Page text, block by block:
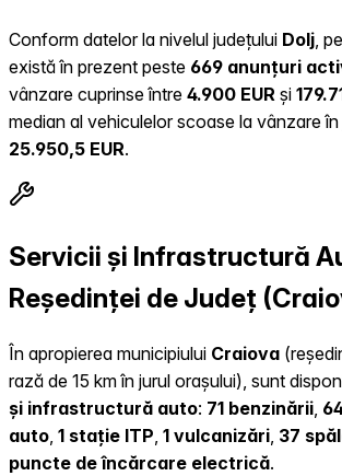
Conform datelor la nivelul județului Dolj ,
există în prezent peste 669 anunțuri
vânzare cuprinse între 4.900 EUR și
median al vehiculelor scoase la vânzare
25.950,5 EUR.
Servicii și Infrastructură
Reședinței de Județ
În apropierea municipiului Craiova
rază de 15 km în jurul orașului), sunt
și infrastructură auto: 71 benzinării,
auto, 1 stație ITP, 1 vulcanizări, 37
puncte de încărcare electrică.